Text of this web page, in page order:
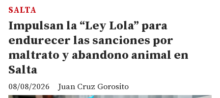
Impulsan la “Ley Lola” para
endurecer las sanciones por
maltrato y abandono animal en
Salta
Juan Cruz Gorosito
SALTA
08/08/2026